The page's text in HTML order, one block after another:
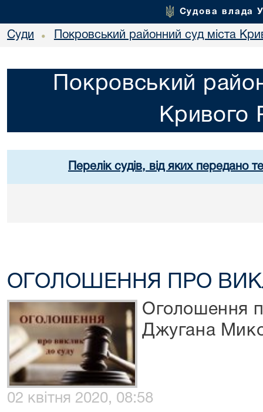
Судова влада
Суди • Покровський районний суд міста
Покровський
Кривого
Перелік судів, від яких передано
ОГОЛОШЕННЯ ПРО
Оголошення
Джугана
02 квітня 2020, 08:58